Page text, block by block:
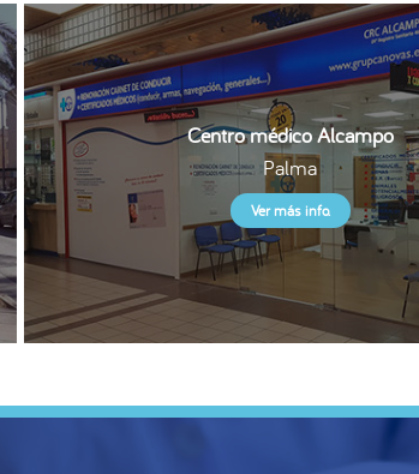
Centro médico Alcampo
Palma
Ver más info.